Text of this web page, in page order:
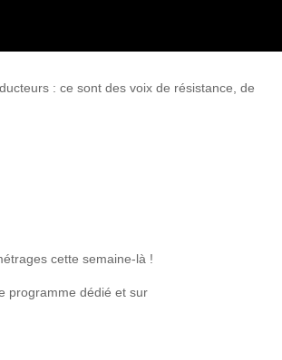
: ce sont des voix de résistance, de
cette semaine-là !
programme dédié et sur